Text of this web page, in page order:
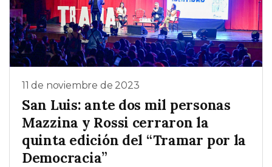
11 de noviembre de 2023
San Luis: ante dos mil personas
Mazzina y Rossi cerraron la
quinta edición del “Tramar por la
Democracia”